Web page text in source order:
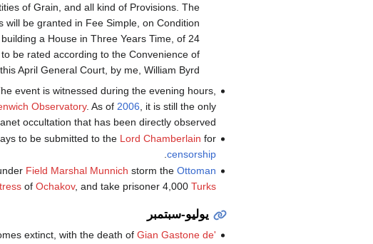
of Grain, and all kind of Provisions. The
will be granted in Fee Simple, on Condition
a House in Three Years Time, of 24
be rated according to the Convenience of
April General Court, by me, William Byrd."
event is witnessed during the evening hours,
Observatory. As of 2006 , it is still the only
occultation that has been directly observed.
to be submitted to the Lord Chamberlain for
censorship
Field Marshal Munnich storm the Ottoman
of Ochakov, and take prisoner 4,000 Turks
يوليو-سبتمبر
extinct, with the death of Gian Gastone de'